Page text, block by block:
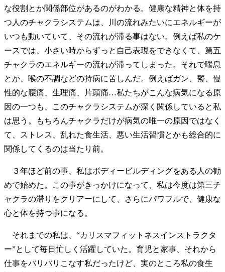
な役割とか関係部位があるのがわかる。健康な精神と体を持
つ人のチャクラシステムは、川の流れみたいにエネルギーが
いつも動いていて、その流れが滞る事はない。例えば私のケ
ースでは、小さい時からずっと自己表現をできなくて、第五
チャクラのエネルギーの流れが滞ってしまった。それで喘息
とか、喉の不調などの持病に苦しんだ。例えばガン、鬱、慢
性的な腰痛、生理痛、片頭痛…私たちがこんな病気になる原
因の一つも、このチャクラシステムが深く関係していると私
は思う。もちろんチャクラだけが病気の唯一の原因ではなく
て、ストレス、乱れた食生活、悪い生活習慣とかも総合的に
関係してくるのは当たり前。
３年ほど前の事、私はボディービルディングをある人の勧
めで始めた。この事がきっかけになって、私は今度は第三チ
ャクラの滞りをクリアーにして、さらにパワフルで、健康な
心と体を持つ事になる。
それまでの私は、“カリスマフィットネスインストラクタ
ー”として毎日忙しく活躍していた。育児と家事、それから
仕事をバリバリこなす私だったけど、実のところ私の食生